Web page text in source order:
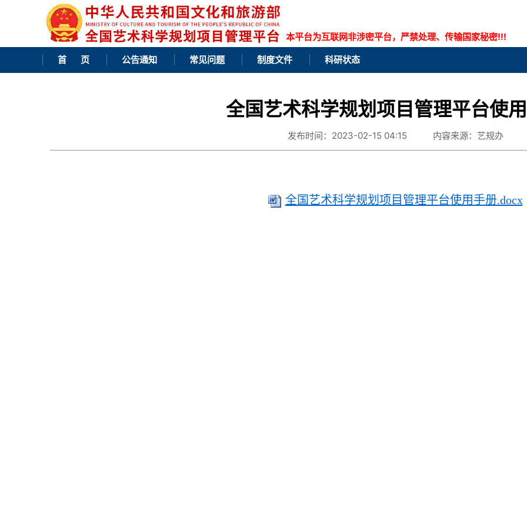
本平台为互联网非涉密平台，严禁处理、传输国家秘密!!!
首 页 公告通知 常见问题 制度文件 科研状态
全国艺术科学规划项目管理平台使
发布时间：2023-02-15 04:15 内容来源：艺规办
全国艺术科学规划项目管理平台使用手册.docx